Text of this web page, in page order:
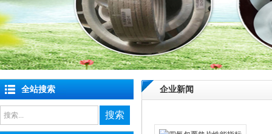
企业新闻
全站搜索
搜索